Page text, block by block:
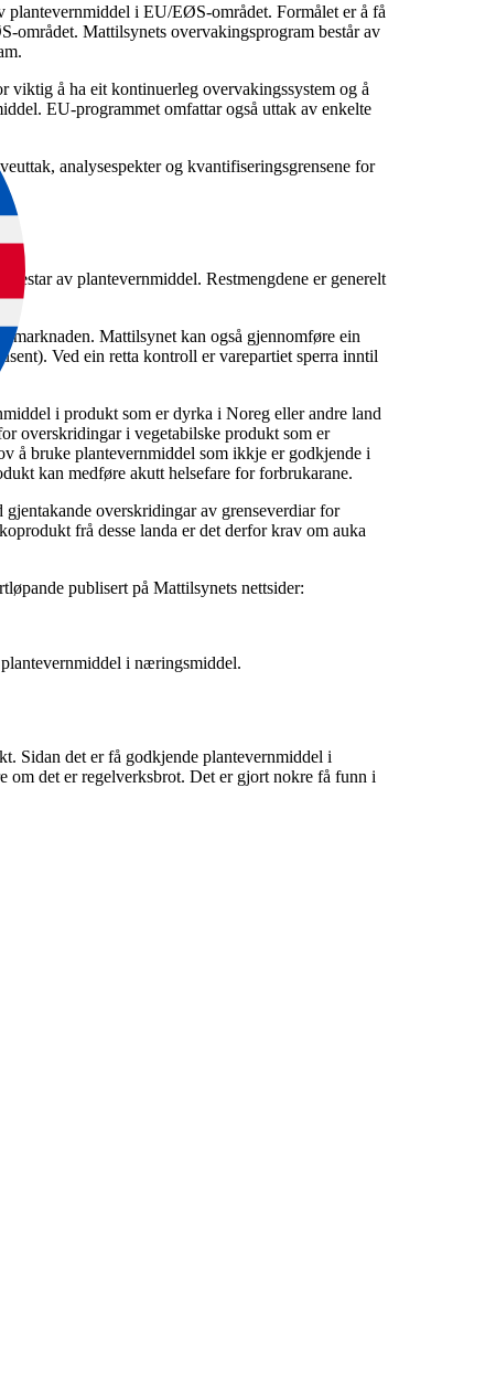
i EU/EØS-området. Formålet er å få
området. Mattilsynets overvakings­program består av
viktig å ha eit kontinuerleg overvakings­system og å
EU-programmet omfattar også uttak av enkelte
analyse­spekter og kvantifiserings­grensene for
av plantevern­middel. Rest­mengdene er generelt
Mattilsynet kan også gjennomføre ein
Ved ein retta kontroll er vare­partiet sperra inntil
i produkt som er dyrka i Noreg eller andre land
overskridingar i vegetabilske produkt som er
å bruke plantevernmiddel som ikkje er godkjende i
kan medføre akutt helsefare for forbrukarane.
overskridingar av grenseverdiar for
frå desse landa er det derfor krav om auka
publisert på Mattilsynets nettsider:
middel i næringsmiddel.
Sidan det er få godkjende plantevernmiddel i
det er regelverksbrot. Det er gjort nokre få funn i